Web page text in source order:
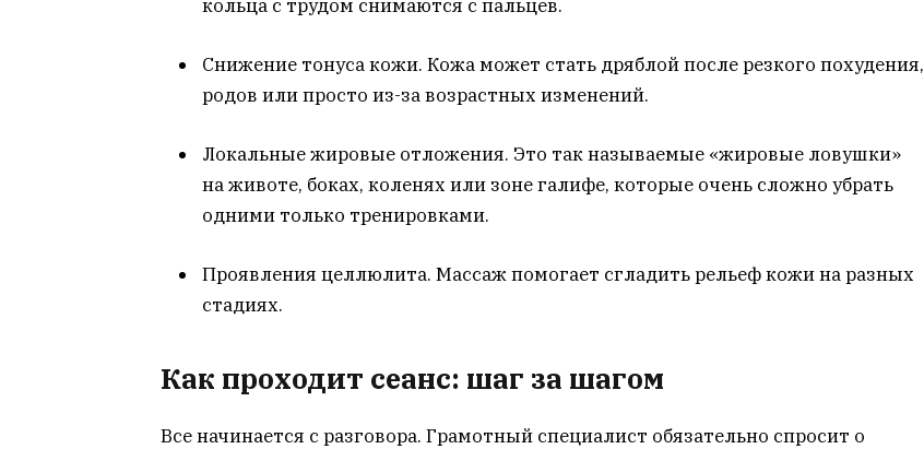
кольца с трудом снимаются с пальцев.
Снижение тонуса кожи. Кожа может стать дряблой после резкого похудения,
родов или просто из-за возрастных изменений.
Локальные жировые отложения. Это так называемые «жировые ловушки»
на животе, боках, коленях или зоне галифе, которые очень сложно убрать
одними только тренировками.
Проявления целлюлита. Массаж помогает сгладить рельеф кожи на разных
стадиях.
Как проходит сеанс: шаг за шагом
Все начинается с разговора. Грамотный специалист обязательно спросит о